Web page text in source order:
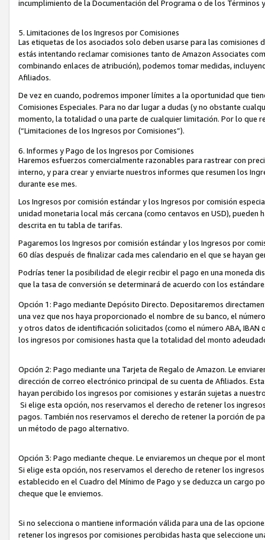
incumplimiento de la Documentación del Programa o de los Términos
5. Limitaciones de los Ingresos por Comisiones
Las etiquetas de los asociados solo deben usarse para las
estás intentando reclamar comisiones tanto de Amazon Associates
combinando enlaces de atribución), podemos tomar medidas,
Afiliados.
De vez en cuando, podremos imponer límites a la oportunidad que
Comisiones Especiales. Para no dar lugar a dudas (y no obstante
momento, la totalidad o una parte de cualquier limitación. Por lo que
(“Limitaciones de los Ingresos por Comisiones”).
6. Informes y Pago de los Ingresos por Comisiones
Haremos esfuerzos comercialmente razonables para rastrear con
interno, y para crear y enviarte nuestros informes que resumen los
durante ese mes.
Los Ingresos por comisión estándar y los Ingresos por comisión
unidad monetaria local más cercana (como centavos en USD),
descrita en tu tabla de tarifas.
Pagaremos los Ingresos por comisión estándar y los Ingresos por
60 días después de finalizar cada mes calendario en el que se hayan
Podrías tener la posibilidad de elegir recibir el pago en una moneda
que la tasa de conversión se determinará de acuerdo con los
Opción 1: Pago mediante Depósito Directo. Depositaremos
una vez que nos haya proporcionado el nombre de su banco, el
y otros datos de identificación solicitados (como el número ABA,
los ingresos por comisiones hasta que la totalidad del monto
Opción 2: Pago mediante una Tarjeta de Regalo de Amazon. Le
dirección de correo electrónico principal de su cuenta de Afiliados.
hayan percibido los ingresos por comisiones y estarán sujetas a
Si elige esta opción, nos reservamos el derecho de retener los
pagos. También nos reservamos el derecho de retener la porción de
un método de pago alternativo.
Opción 3: Pago mediante cheque. Le enviaremos un cheque por el
Si elige esta opción, nos reservamos el derecho de retener los
establecido en el Cuadro del Mínimo de Pago y se deduzca un cargo
cheque que le enviemos.
Si no selecciona o mantiene información válida para una de las
retener los ingresos por comisiones percibidas hasta que seleccione